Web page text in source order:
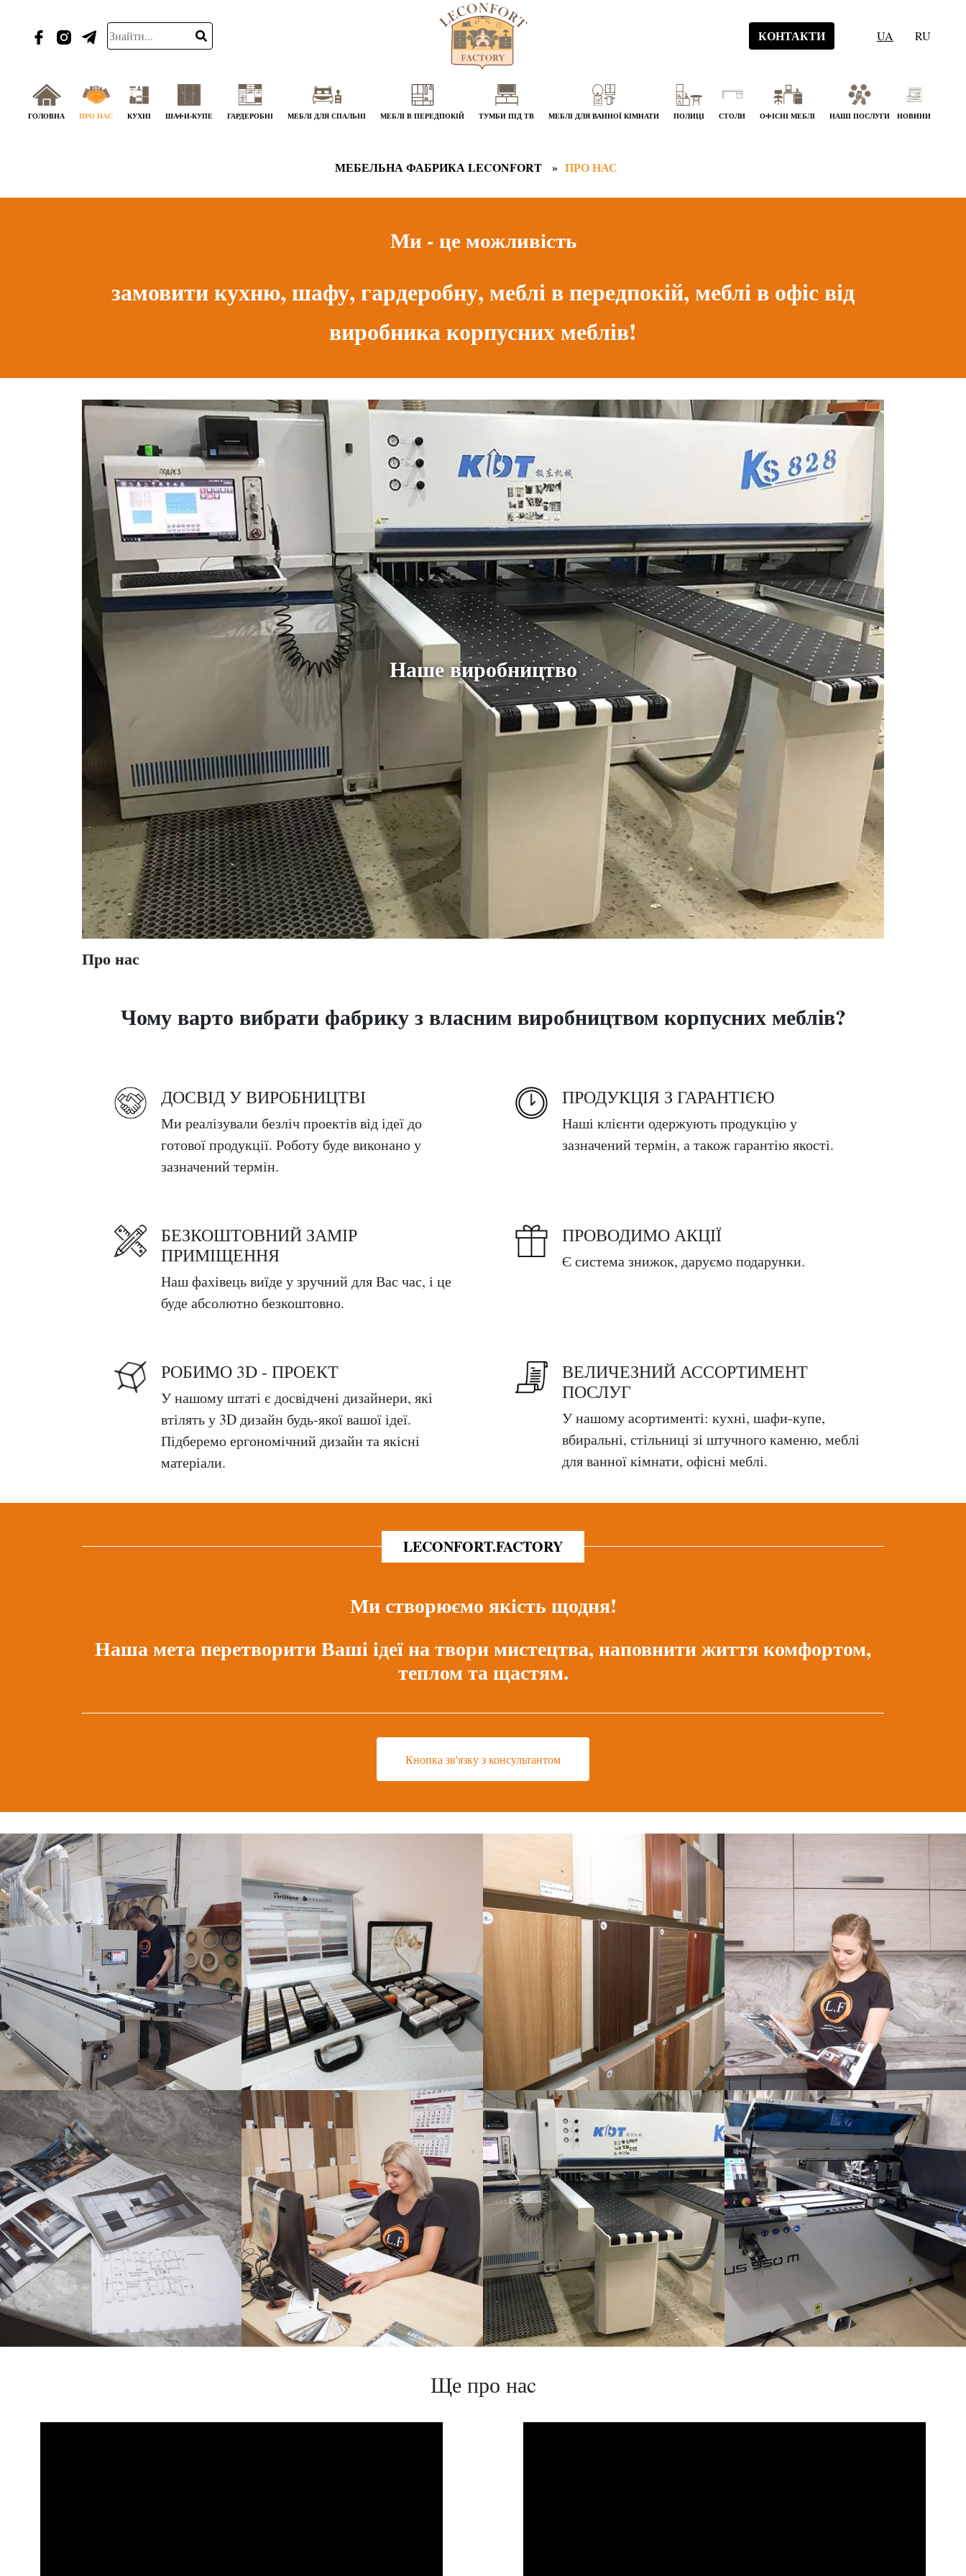
КОНТАКТИ UA RU
ГОЛОВНА ПРО НАС КУХНІ ШАФИ-КУПЕ ГАРДЕРОБНІ МЕБЛІ ДЛЯ СПАЛЬНІ МЕБЛІ В ПЕРЕДПОКІЙ ТУМБИ ПІД ТВ МЕБЛІ ДЛЯ ВАННОЇ КІМНАТИ ПОЛИЦІ СТОЛИ ОФІСНІ МЕБЛІ НАШІ ПОСЛУГИ НОВИНИ
МЕБЕЛЬНА ФАБРИКА LECONFORT ПРО НАС
Ми - це можливість
замовити кухню, шафу, гардеробну, меблі в передпокій, меблі в офіс від
виробника корпусних меблів!
Наше виробництво
Про нас
Чому варто вибрати фабрику з власним виробництвом корпусних меблів?
ДОСВІД У ВИРОБНИЦТВІ
Ми реалізували безліч проектів від ідеї до
готової продукції. Роботу буде виконано у
зазначений термін.
ПРОДУКЦІЯ З ГАРАНТІЄЮ
Наші клієнти одержують продукцію у
зазначений термін, а також гарантію якості.
БЕЗКОШТОВНИЙ ЗАМІР
ПРИМІЩЕННЯ
Наш фахівець виїде у зручний для Вас час, і це
буде абсолютно безкоштовно.
ПРОВОДИМО АКЦІЇ
Є система знижок, даруємо подарунки.
РОБИМО 3D - ПРОЕКТ
У нашому штаті є досвідчені дизайнери, які
втілять у 3D дизайн будь-якої вашої ідеї.
Підберемо ергономічний дизайн та якісні
матеріали.
ВЕЛИЧЕЗНИЙ АССОРТИМЕНТ
ПОСЛУГ
У нашому асортименті: кухні, шафи-купе,
вбиральні, стільниці зі штучного каменю, меблі
для ванної кімнати, офісні меблі.
LECONFORT.FACTORY
Ми створюємо якість щодня!
Наша мета перетворити Ваші ідеї на твори мистецтва, наповнити життя комфортом,
теплом та щастям.
Кнопка зв'язку з консультантом
Ще про наc